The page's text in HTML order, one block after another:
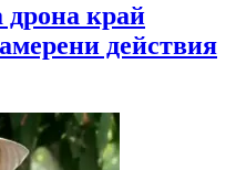
край
действия